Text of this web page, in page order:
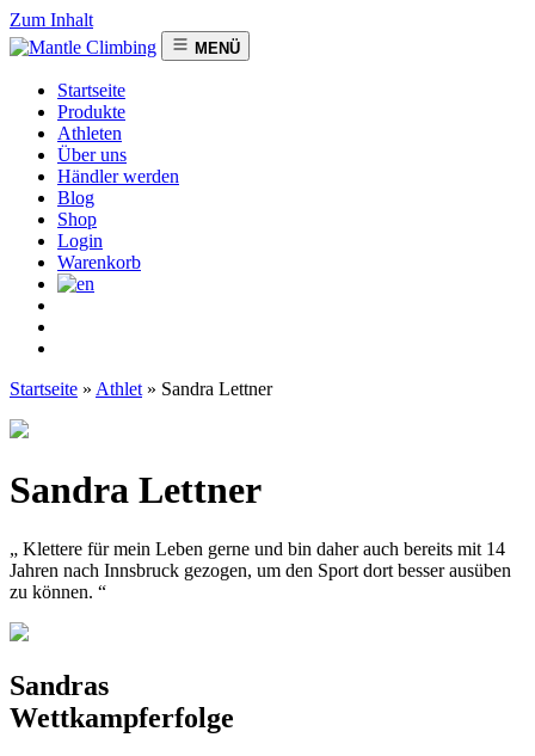
Zum Inhalt
MENÜ
Startseite
Produkte
Athleten
Über uns
Händler werden
Blog
Shop
Login
Warenkorb
Startseite » Athlet » Sandra Lettner
Sandra Lettner
„ Klettere für mein Leben gerne und bin daher auch bereits mit 14
Jahren nach Innsbruck gezogen, um den Sport dort besser ausüben
zu können. “
Sandras
Wettkampferfolge